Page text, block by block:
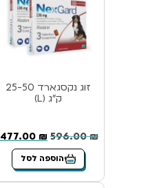
זוג נקסגארד 25-50
ק”ג (L)
596.00₪
477.00 ₪
הוספה לסל